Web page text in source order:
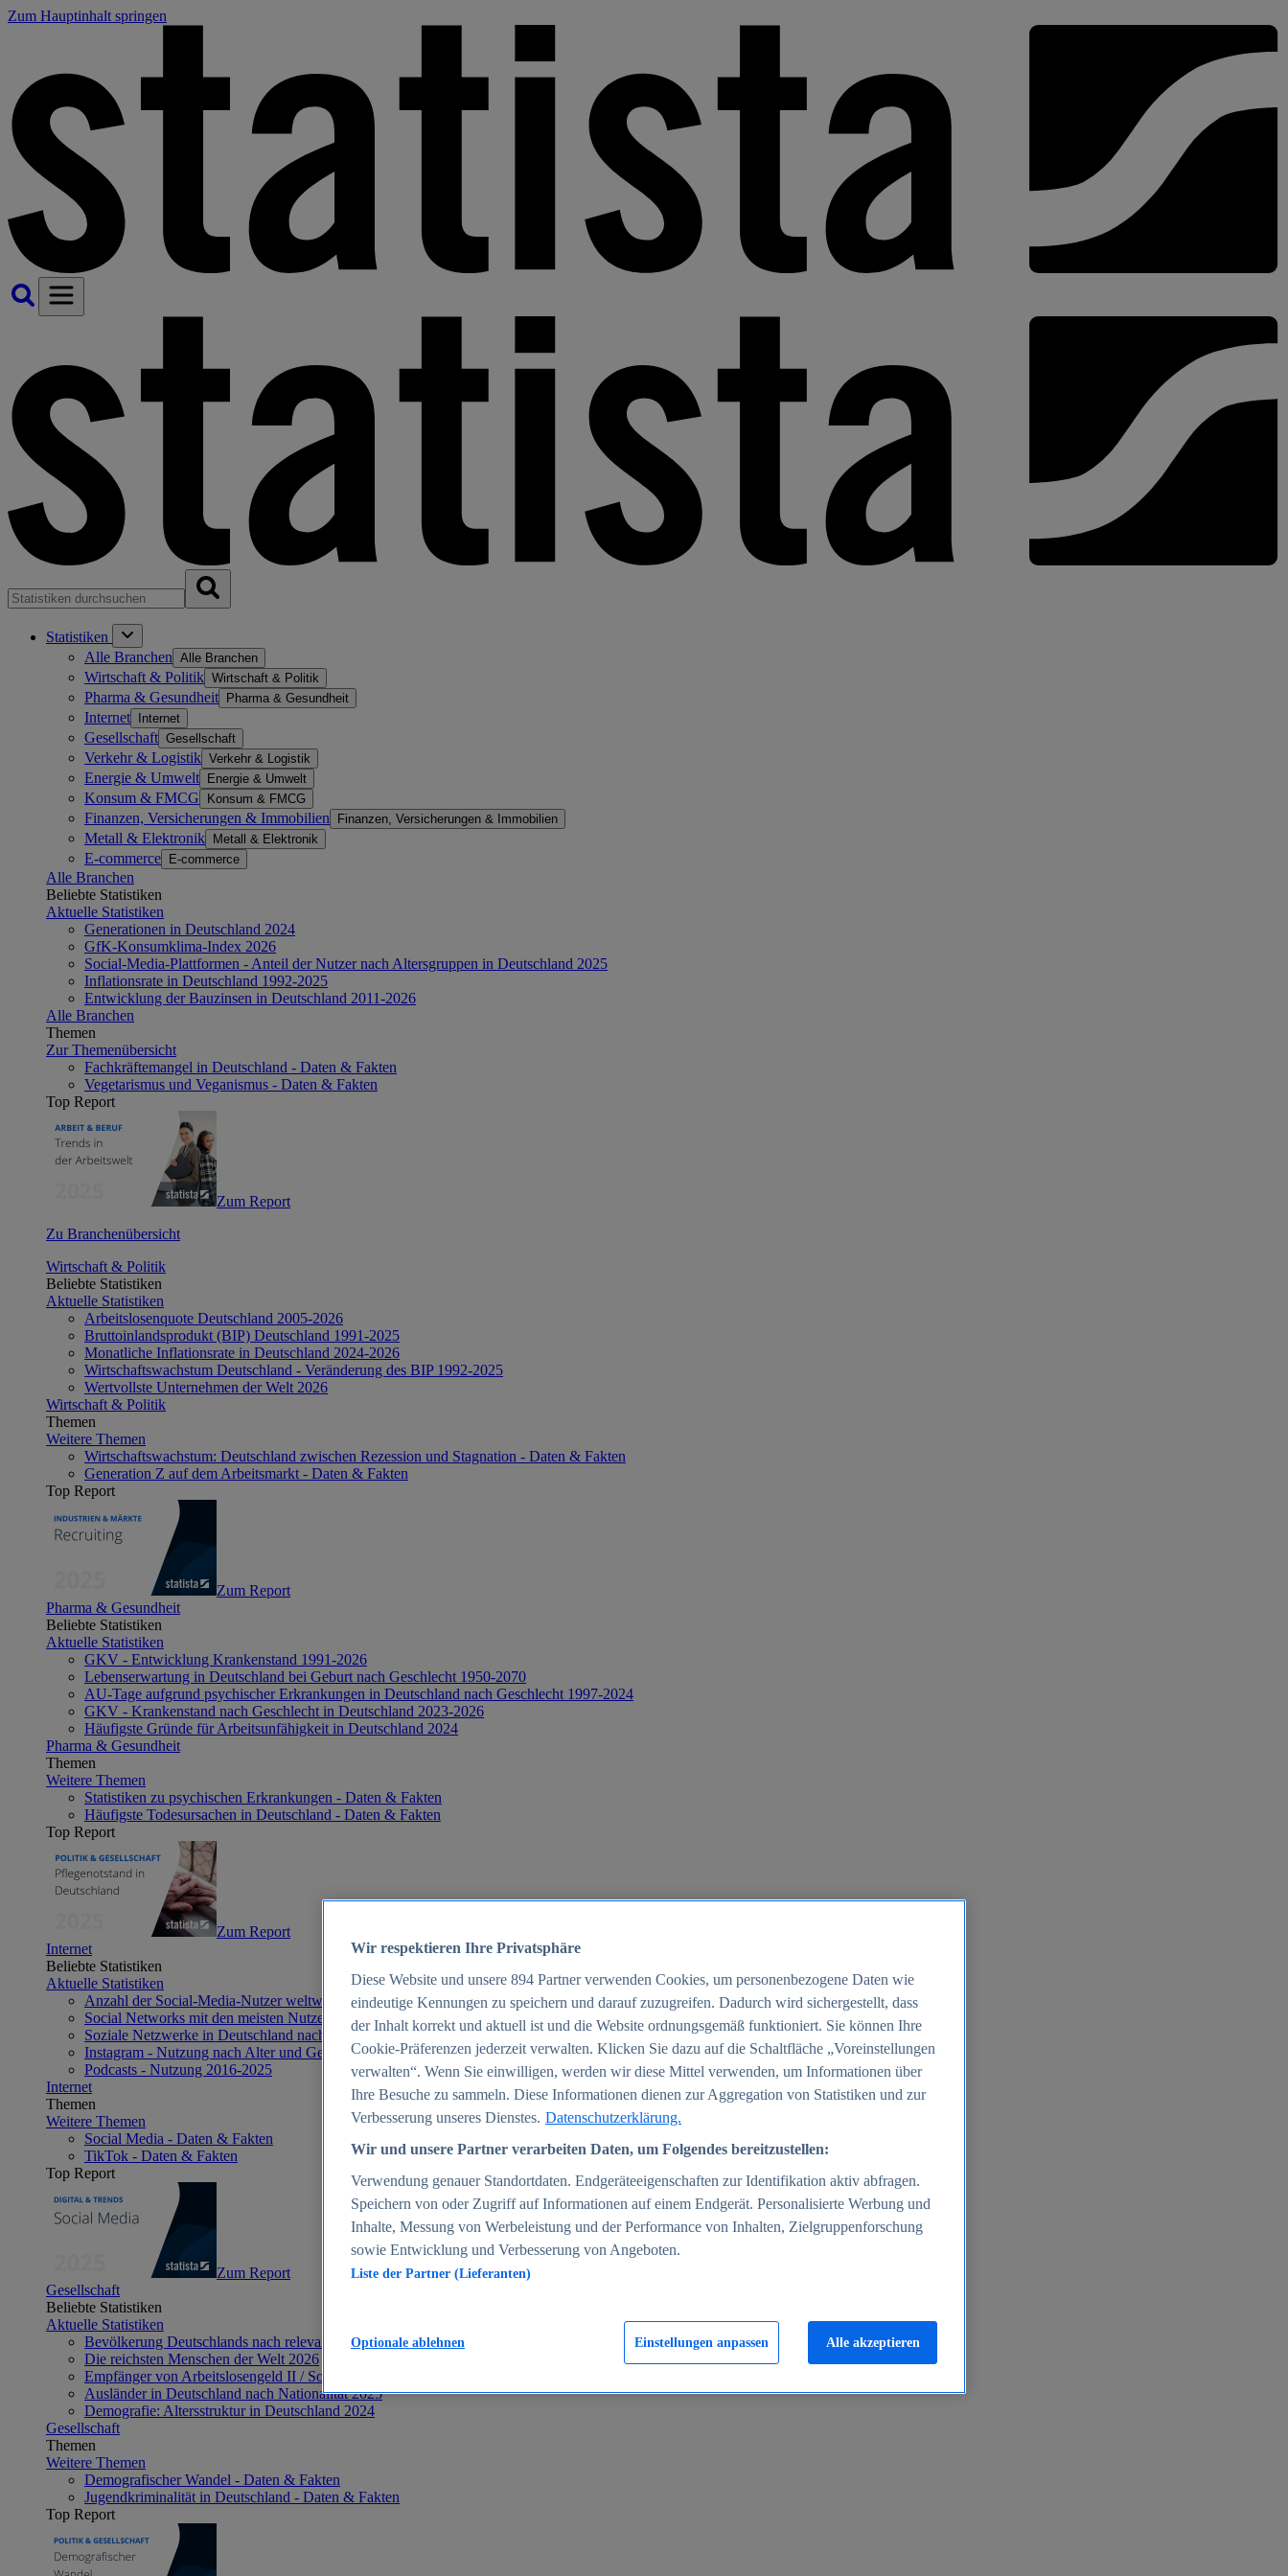
Zum Hauptinhalt springen
Statistiken
Alle Branchen Alle Branchen
Wirtschaft & Politik Wirtschaft & Politik
Pharma & Gesundheit Pharma & Gesundheit
Internet Internet
Gesellschaft Gesellschaft
Verkehr & Logistik Verkehr & Logistik
Energie & Umwelt Energie & Umwelt
Konsum & FMCG Konsum & FMCG
Finanzen, Versicherungen & Immobilien Finanzen, Versicherungen & Immobilien
Metall & Elektronik Metall & Elektronik
E-commerce E-commerce
Alle Branchen
Beliebte Statistiken
Aktuelle Statistiken
Generationen in Deutschland 2024
GfK-Konsumklima-Index 2026
Social-Media-Plattformen - Anteil der Nutzer nach Altersgruppen in Deutschland 2025
Inflationsrate in Deutschland 1992-2025
Entwicklung der Bauzinsen in Deutschland 2011-2026
Alle Branchen
Themen
Zur Themenübersicht
Fachkräftemangel in Deutschland - Daten & Fakten
Vegetarismus und Veganismus - Daten & Fakten
Top Report
Zum Report
Zu Branchenübersicht
Wirtschaft & Politik
Beliebte Statistiken
Aktuelle Statistiken
Arbeitslosenquote Deutschland 2005-2026
Bruttoinlandsprodukt (BIP) Deutschland 1991-2025
Monatliche Inflationsrate in Deutschland 2024-2026
Wirtschaftswachstum Deutschland - Veränderung des BIP 1992-2025
Wertvollste Unternehmen der Welt 2026
Wirtschaft & Politik
Themen
Weitere Themen
Wirtschaftswachstum: Deutschland zwischen Rezession und Stagnation - Daten & Fakten
Generation Z auf dem Arbeitsmarkt - Daten & Fakten
Top Report
Zum Report
Pharma & Gesundheit
Beliebte Statistiken
Aktuelle Statistiken
GKV - Entwicklung Krankenstand 1991-2026
Lebenserwartung in Deutschland bei Geburt nach Geschlecht 1950-2070
AU-Tage aufgrund psychischer Erkrankungen in Deutschland nach Geschlecht 1997-2024
GKV - Krankenstand nach Geschlecht in Deutschland 2023-2026
Häufigste Gründe für Arbeitsunfähigkeit in Deutschland 2024
Pharma & Gesundheit
Themen
Weitere Themen
Statistiken zu psychischen Erkrankungen - Daten & Fakten
Häufigste Todesursachen in Deutschland - Daten & Fakten
Top Report
Zum Report
Internet
Beliebte Statistiken
Aktuelle Statistiken
Anzahl der Social-Media-Nutzer weltweit 2012-2025
Social Networks mit den meisten Nutzern weltweit 2025
Soziale Netzwerke in Deutschland nach Generationen 2025
Instagram - Nutzung nach Alter und Geschlecht in Deutschland 2025
Podcasts - Nutzung 2016-2025
Internet
Themen
Weitere Themen
Social Media - Daten & Fakten
TikTok - Daten & Fakten
Top Report
Zum Report
Gesellschaft
Beliebte Statistiken
Aktuelle Statistiken
Bevölkerung Deutschlands nach relevanten Altersgruppen 2024
Die reichsten Menschen der Welt 2026
Empfänger von Arbeitslosengeld II / Sozialgeld / Bürgergeld in Deutschland 2005-2025
Ausländer in Deutschland nach Nationalität 2025
Demografie: Altersstruktur in Deutschland 2024
Gesellschaft
Themen
Weitere Themen
Demografischer Wandel - Daten & Fakten
Jugendkriminalität in Deutschland - Daten & Fakten
Top Report
Wir respektieren Ihre Privatsphäre
Diese Website und unsere 894 Partner verwenden Cookies, um personenbezogene Daten wie
eindeutige Kennungen zu speichern und darauf zuzugreifen. Dadurch wird sichergestellt, dass
der Inhalt korrekt und aktuell ist und die Website ordnungsgemäß funktioniert. Sie können Ihre
Cookie-Präferenzen jederzeit verwalten. Klicken Sie dazu auf die Schaltfläche „Voreinstellungen
verwalten“. Wenn Sie einwilligen, werden wir diese Mittel verwenden, um Informationen über
Ihre Besuche zu sammeln. Diese Informationen dienen zur Aggregation von Statistiken und zur
Verbesserung unseres Dienstes. Datenschutzerklärung.
Wir und unsere Partner verarbeiten Daten, um Folgendes bereitzustellen:
Verwendung genauer Standortdaten. Endgeräteeigenschaften zur Identifikation aktiv abfragen.
Speichern von oder Zugriff auf Informationen auf einem Endgerät. Personalisierte Werbung und
Inhalte, Messung von Werbeleistung und der Performance von Inhalten, Zielgruppenforschung
sowie Entwicklung und Verbesserung von Angeboten.
Liste der Partner (Lieferanten)
Einstellungen anpassen
Optionale ablehnen Alle akzeptieren